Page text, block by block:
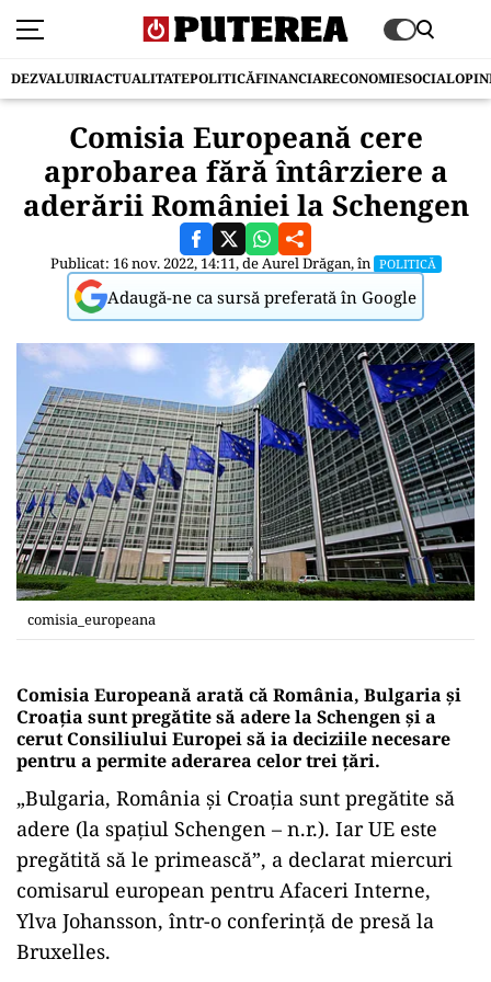
DEZVALUIRIACTUALITATEPOLITICĂFINANCIARECONOMIESOCIAL
Comisia Europeană cere
aprobarea fără întârziere a
aderării României la Schengen
Publicat: 16 nov. 2022, 14:11, deAurel Drăgan, în POLITICĂ
Adaugă-ne ca sursă preferată în Google
comisia_europeana
Comisia Europeană arată că România, Bulgaria și
Croația sunt pregătite să adere la Schengen și a
cerut Consiliului Europei să ia deciziile necesare
pentru a permite aderarea celor trei țări.
„Bulgaria, România şi Croaţia sunt pregătite să
adere (la spaţiul Schengen – n.r.). Iar UE este
pregătită să le primească”, a declarat miercuri
comisarul european pentru Afaceri Interne,
Ylva Johansson, într-o conferinţă de presă la
Bruxelles.